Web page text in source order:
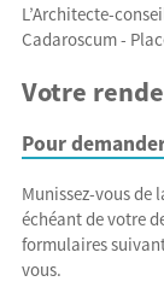
L’Architecte-
Cadaroscum -
Votre
Pour
Munissez-vous de
échéant de votre
formulaires
vous.